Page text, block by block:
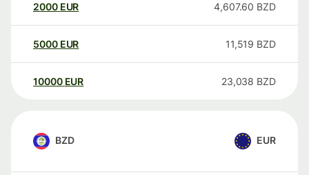
2000 EUR 4,607.60 BZD
5000 EUR 11,519 BZD
10000 EUR 23,038 BZD
BZD EUR